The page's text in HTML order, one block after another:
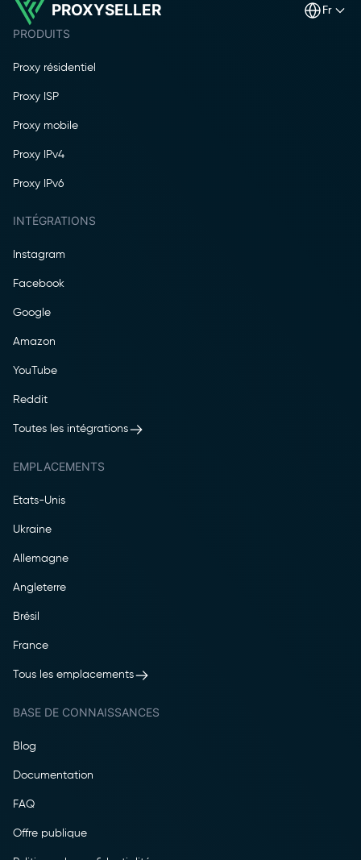
PROXYSELLER fr
PRODUITS
Proxy résidentiel
Proxy ISP
Proxy mobile
Proxy IPv4
Proxy IPv6
INTÉGRATIONS
Instagram
Facebook
Google
Amazon
YouTube
Reddit
Toutes les intégrations
EMPLACEMENTS
Etats-Unis
Ukraine
Allemagne
Angleterre
Brésil
France
Tous les emplacements
BASE DE CONNAISSANCES
Blog
Documentation
FAQ
Offre publique